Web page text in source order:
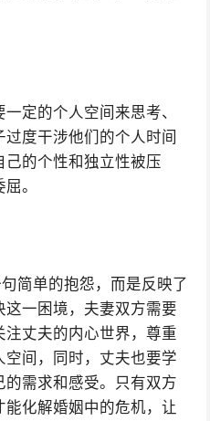
定的个人空间来思考、
度干涉他们的个人时间
的个性和独立性被压
。
简单的抱怨，而是反映了
一困境，夫妻双方需要
丈夫的内心世界，尊重
间，同时，丈夫也要学
需求和感受。只有双方
化解婚姻中的危机，让